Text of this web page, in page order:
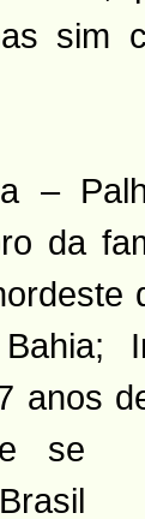
sim
–
da
anos
se